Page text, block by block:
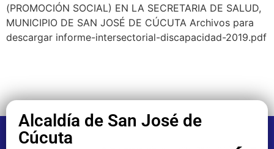
(PROMOCIÓN SOCIAL) EN LA SECRETARIA DE SALUD,
MUNICIPIO DE SAN JOSÉ DE CÚCUTA Archivos para
descargar informe-intersectorial-discapacidad-2019.pdf
Alcaldía de San José de
Cúcuta